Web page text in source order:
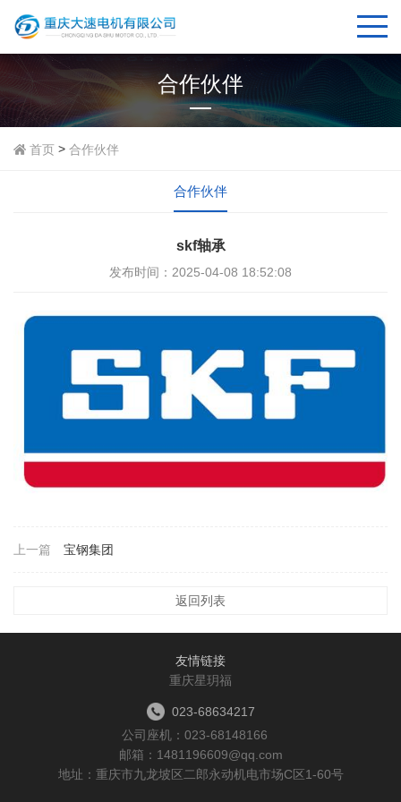
合作伙伴
首页 > 合作伙伴
合作伙伴
skf轴承
发布时间：2025-04-08 18:52:08
返回列表
上一篇
宝钢集团
023-68634217
公司座机： 023-68148166
邮箱：1481196609@qq.com
地址：重庆市九龙坡区二郎永动机电市场C区1-60号
友情链接
重庆星玥福